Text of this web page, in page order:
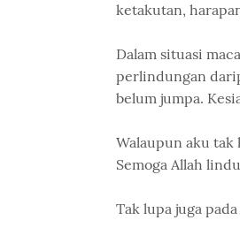
ketakutan,
Dalam situasi
perlindungan
belum jumpa.
Walaupun aku tak
Semoga Allah
Tak lupa juga